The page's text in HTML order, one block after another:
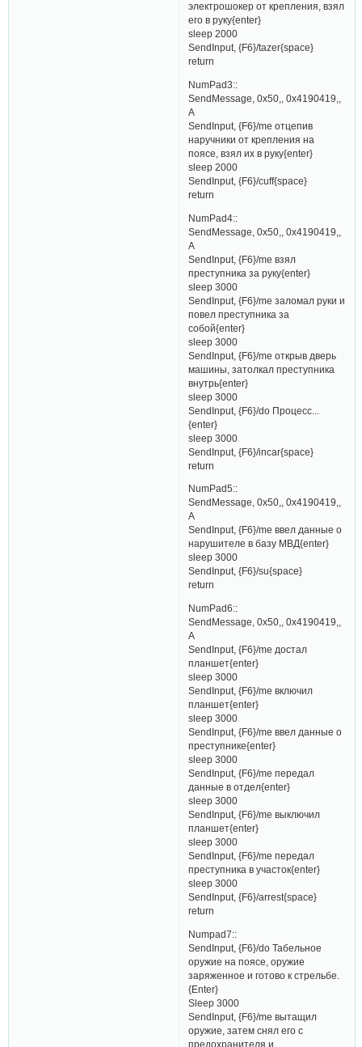
электрошокер от крепления, взял
его в руку{enter}
sleep 2000
SendInput, {F6}/tazer{spaсe}
return
NumPad3::
SendMessage, 0x50,, 0x4190419,,
A
SendInput, {F6}/me отцепив
наручники от крепления на
поясе, взял их в руку{enter}
sleep 2000
SendInput, {F6}/cuff{space}
return
NumPad4::
SendMessage, 0x50,, 0x4190419,,
A
SendInput, {F6}/me взял
преступника за руку{enter}
sleep 3000
SendInput, {F6}/me заломал руки и
повел преступника за
собой{enter}
sleep 3000
SendInput, {F6}/me открыв дверь
машины, затолкал преступника
внутрь{enter}
sleep 3000
SendInput, {F6}/do Процесс...
{enter}
sleep 3000
SendInput, {F6}/incar{space}
return
NumPad5::
SendMessage, 0x50,, 0x4190419,,
A
SendInput, {F6}/me ввел данные о
нарушителе в базу МВД{enter}
sleep 3000
SendInput, {F6}/su{space}
return
NumPad6::
SendMessage, 0x50,, 0x4190419,,
A
SendInput, {F6}/me достал
планшет{enter}
sleep 3000
SendInput, {F6}/me включил
планшет{enter}
sleep 3000
SendInput, {F6}/me ввел данные о
преступнике{enter}
sleep 3000
SendInput, {F6}/me передал
данные в отдел{enter}
sleep 3000
SendInput, {F6}/me выключил
планшет{enter}
sleep 3000
SendInput, {F6}/me передал
преступника в участок{enter}
sleep 3000
SendInput, {F6}/arrest{space}
return
Numpad7::
SendInput, {F6}/do Табельное
оружие на поясе, оружие
заряженное и готово к стрельбе.
{Enter}
Sleep 3000
SendInput, {F6}/me вытащил
оружие, затем снял его с
предохранителя и